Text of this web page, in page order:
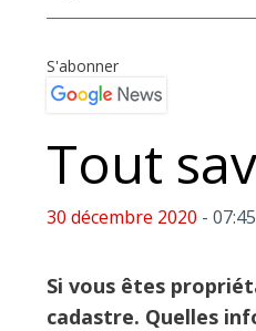
S'abonner
Tout
30 décembre 2020 - 07:45
Si vous êtes
cadastre. Quelles